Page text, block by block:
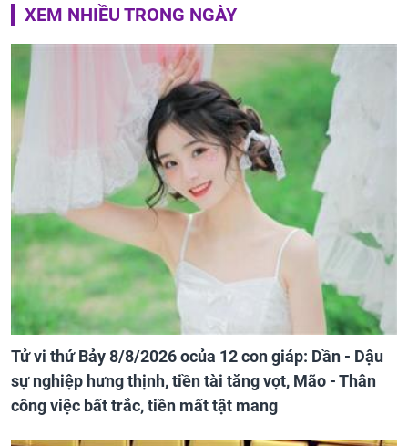
XEM NHIỀU TRONG NGÀY
Tử vi thứ Bảy 8/8/2026 ocủa 12 con giáp: Dần - Dậu
sự nghiệp hưng thịnh, tiền tài tăng vọt, Mão - Thân
công việc bất trắc, tiền mất tật mang